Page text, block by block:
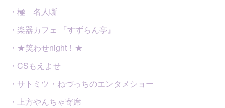
・極 名人噺
・楽器カフェ 『すずらん亭』
・★笑わせnight！★
・CSもえよせ
・サトミツ・ねづっちのエンタメショー
・上方やんちゃ寄席